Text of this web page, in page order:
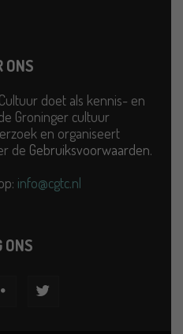
ONS
doet als kennis- en
Groninger cultuur
en organiseert
de Gebruiksvoorwaarden.
info@cgtc.nl
ONS